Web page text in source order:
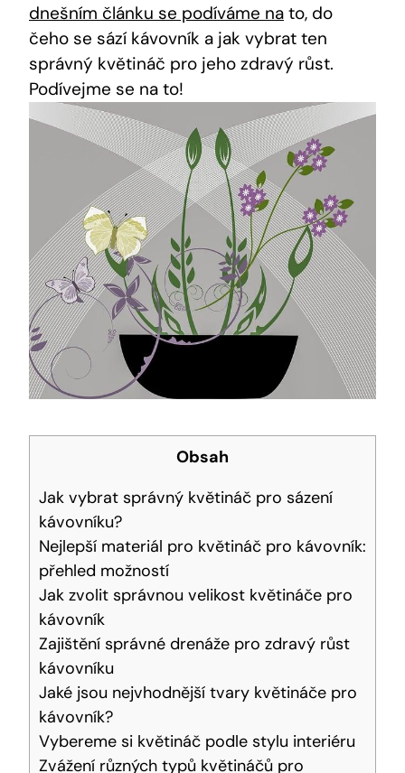
dnešním článku se podíváme na to, do
čeho se sází kávovník a jak vybrat ten
správný květináč pro jeho zdravý růst.
Podívejme se na to!
Obsah
Jak vybrat správný květináč pro sázení
kávovníku?
Nejlepší materiál pro květináč pro kávovník:
přehled možností
Jak zvolit správnou velikost květináče pro
kávovník
Zajištění správné drenáže pro zdravý růst
kávovníku
Jaké jsou nejvhodnější tvary květináče pro
kávovník?
Vybereme si květináč podle stylu interiéru
Zvážení různých typů květináčů pro